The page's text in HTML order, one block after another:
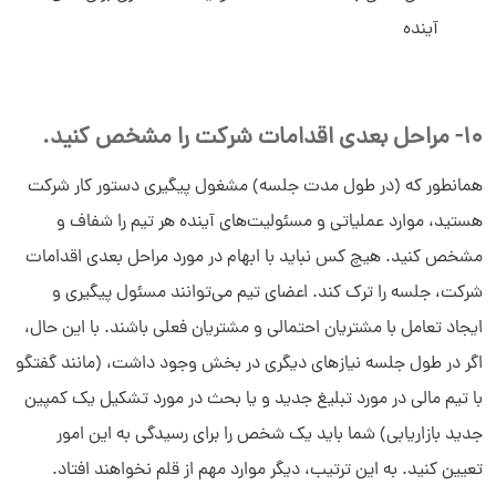
آینده
10- مراحل بعدی اقدامات شرکت را مشخص کنید.
همانطور که (در طول مدت جلسه) مشغول پیگیری دستور کار شرکت
هستید، موارد عملیاتی و مسئولیت‌های آینده هر تیم را شفاف و
مشخص کنید. هیچ کس نباید با ابهام در مورد مراحل بعدی اقدامات
شرکت، جلسه را ترک کند. اعضای تیم می‌توانند مسئول پیگیری و
ایجاد تعامل با مشتریان احتمالی و مشتریان فعلی باشند. با این حال،
اگر در طول جلسه نیازهای دیگری در بخش وجود داشت، (مانند گفتگو
با تیم مالی در مورد تبلیغ جدید و یا بحث در مورد تشکیل یک کمپین
جدید بازاریابی) شما باید یک شخص را برای رسیدگی به این امور
تعیین کنید. به این ترتیب، دیگر موارد مهم از قلم نخواهند افتاد.